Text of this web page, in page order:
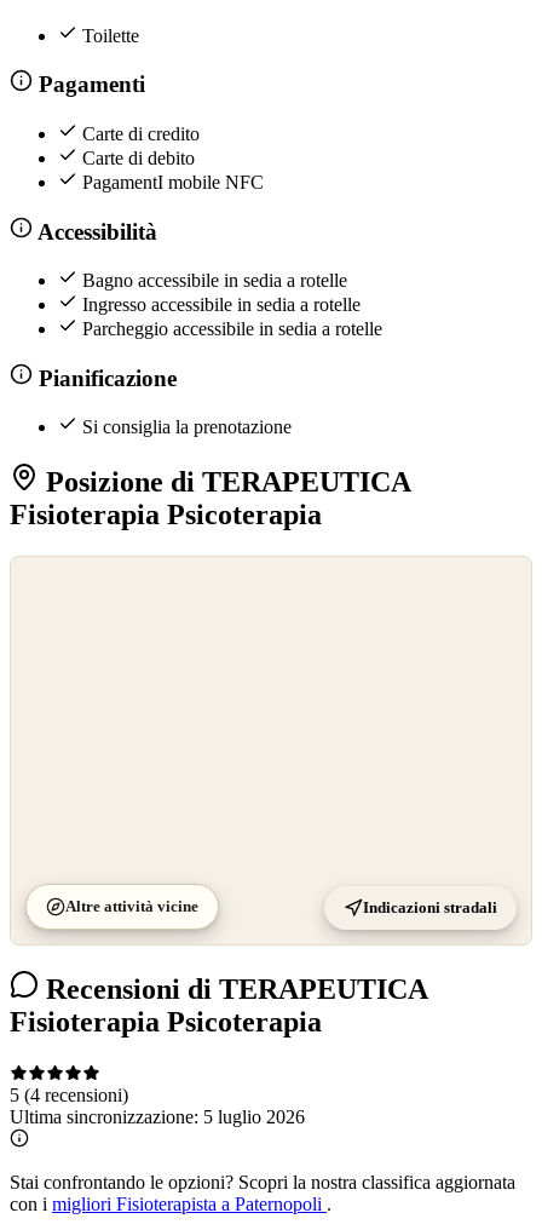
Toilette
Pagamenti
Carte di credito
Carte di debito
PagamentI mobile NFC
Accessibilità
Bagno accessibile in sedia a rotelle
Ingresso accessibile in sedia a rotelle
Parcheggio accessibile in sedia a rotelle
Pianificazione
Si consiglia la prenotazione
Posizione di TERAPEUTICA
Fisioterapia Psicoterapia
Altre attività vicine Indicazioni stradali
Recensioni di TERAPEUTICA
Fisioterapia Psicoterapia
5 (4 recensioni)
Ultima sincronizzazione: 5 luglio 2026
Stai confrontando le opzioni? Scopri la nostra classifica aggiornata
con i migliori Fisioterapista a Paternopoli .